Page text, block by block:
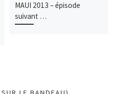
MAUI 2013 – épisode
suivant …